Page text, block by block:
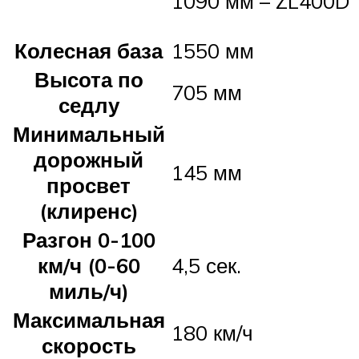
Колесная база 1550 мм
Высота по
седлу
705 мм
Минимальный
дорожный
просвет
(клиренс)
145 мм
Разгон 0-100
км/ч (0-60
миль/ч)
4,5 сек.
Максимальная
скорость
180 км/ч